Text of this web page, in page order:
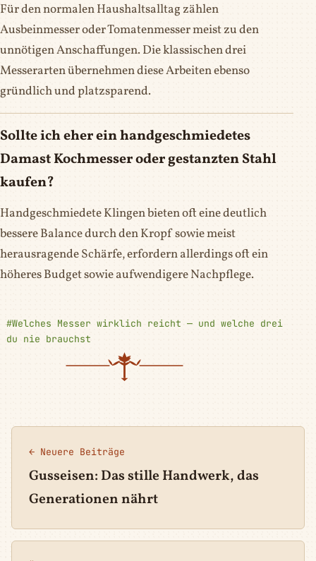
Für den normalen Haushaltsalltag zählen
Ausbeinmesser oder Tomatenmesser meist zu den
unnötigen Anschaffungen. Die klassischen drei
Messerarten übernehmen diese Arbeiten ebenso
gründlich und platzsparend.
Sollte ich eher ein handgeschmiedetes
Damast Kochmesser oder gestanzten Stahl
kaufen?
Handgeschmiedete Klingen bieten oft eine deutlich
bessere Balance durch den Kropf sowie meist
herausragende Schärfe, erfordern allerdings oft ein
höheres Budget sowie aufwendigere Nachpflege.
#Welches Messer wirklich reicht — und welche drei
du nie brauchst
← Neuere Beiträge
Gusseisen: Das stille Handwerk, das
Generationen nährt